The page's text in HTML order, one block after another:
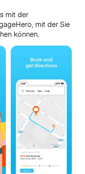
mit der
mit der Sie
können.